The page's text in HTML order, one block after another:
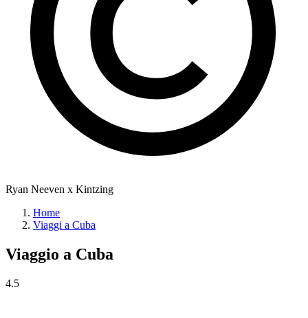
Ryan Neeven x Kintzing
Home
Viaggi a Cuba
Viaggio a Cuba
4.5